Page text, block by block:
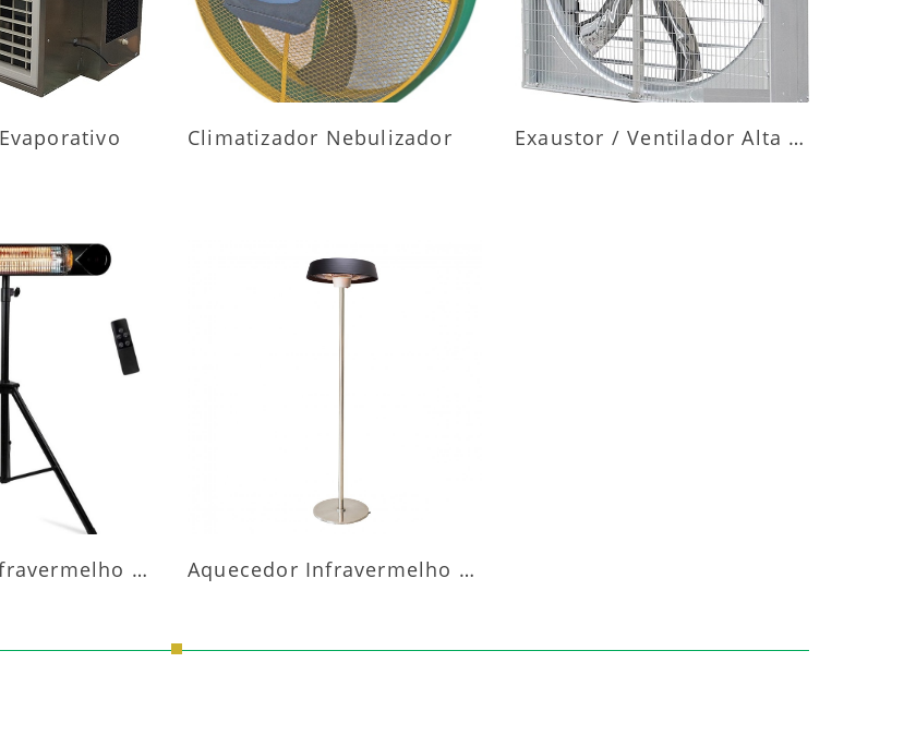
Climatizador Nebulizador Exaustor / Ventilador Alta Vazão
Aquecedor Infravermelho Pedestal Aquecedor Infravermelho Coluna